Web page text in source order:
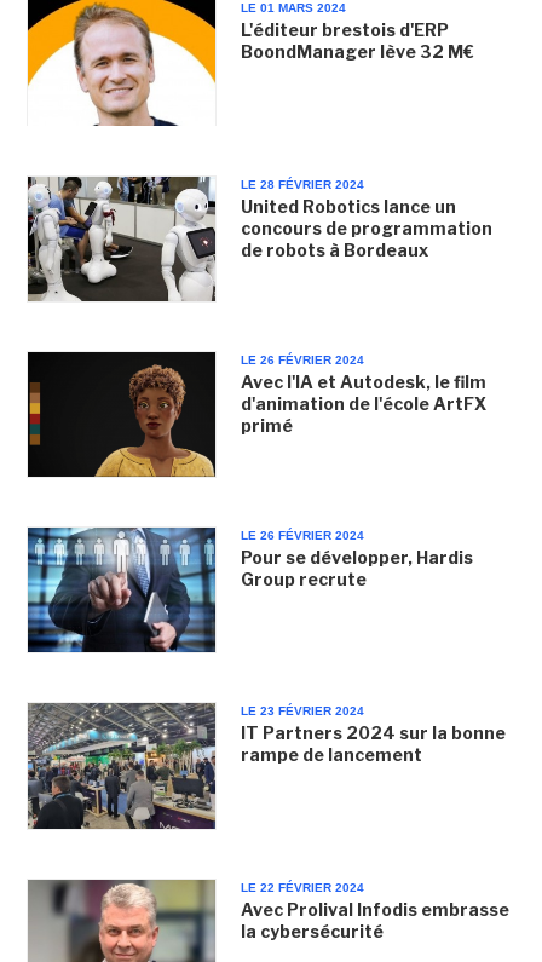
LE 01 MARS 2024
L'éditeur brestois d'ERP
BoondManager lève 32 M€
LE 28 FÉVRIER 2024
United Robotics lance un
concours de programmation
de robots à Bordeaux
LE 26 FÉVRIER 2024
Avec l'IA et Autodesk, le film
d'animation de l'école ArtFX
primé
LE 26 FÉVRIER 2024
Pour se développer, Hardis
Group recrute
LE 23 FÉVRIER 2024
IT Partners 2024 sur la bonne
rampe de lancement
LE 22 FÉVRIER 2024
Avec Prolival Infodis embrasse
la cybersécurité